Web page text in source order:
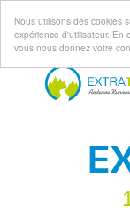
Nous utilisons des cookies
expérience d'utilisateur. En
vous nous donnez votre
Overslaan